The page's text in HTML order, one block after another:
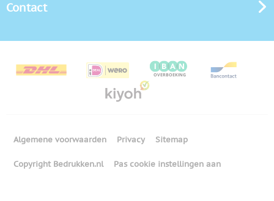
Contact
Algemene voorwaarden Privacy Sitemap
Copyright Bedrukken.nl Pas cookie instellingen aan